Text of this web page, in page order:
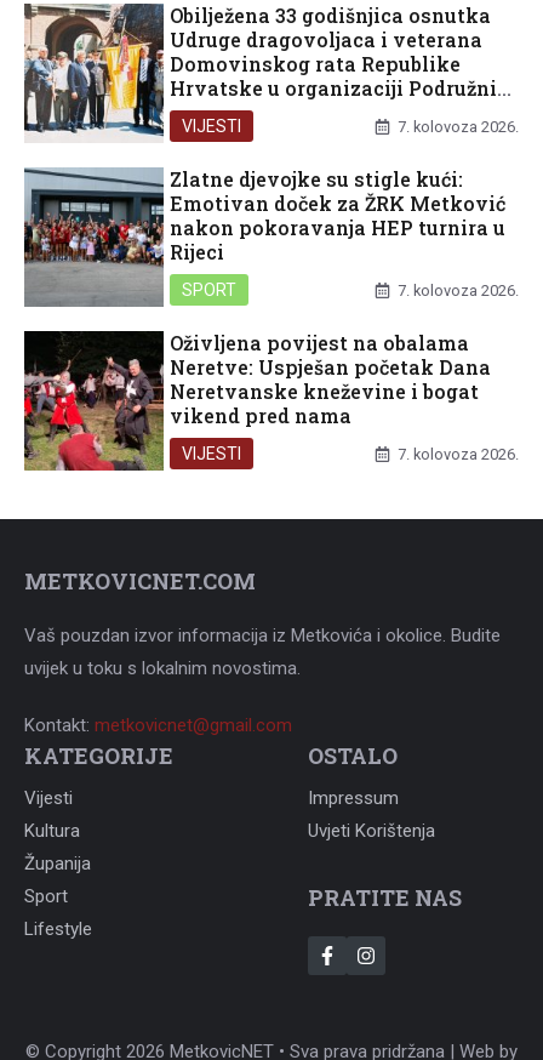
Obilježena 33 godišnjica osnutka
Udruge dragovoljaca i veterana
Domovinskog rata Republike
Hrvatske u organizaciji Podružnice
Dubrovačko-neretvanske županije
VIJESTI 7. kolovoza 2026.
Zlatne djevojke su stigle kući:
Emotivan doček za ŽRK Metković
nakon pokoravanja HEP turnira u
Rijeci
SPORT 7. kolovoza 2026.
Oživljena povijest na obalama
Neretve: Uspješan početak Dana
Neretvanske kneževine i bogat
vikend pred nama
VIJESTI 7. kolovoza 2026.
METKOVICNET.COM
Vaš pouzdan izvor informacija iz Metkovića i okolice. Budite
uvijek u toku s lokalnim novostima.
Kontakt: metkovicnet@gmail.com
KATEGORIJE
Vijesti
Kultura
Županija
Sport
Lifestyle
OSTALO
Impressum
Uvjeti Korištenja
PRATITE NAS
© Copyright 2026 MetkovicNET • Sva prava pridržana | Web by